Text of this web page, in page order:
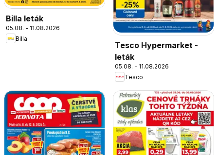
Billa leták
05.08. - 11.08.2026
Billa
Tesco Hypermarket -
leták
05.08. - 11.08.2026
Tesco